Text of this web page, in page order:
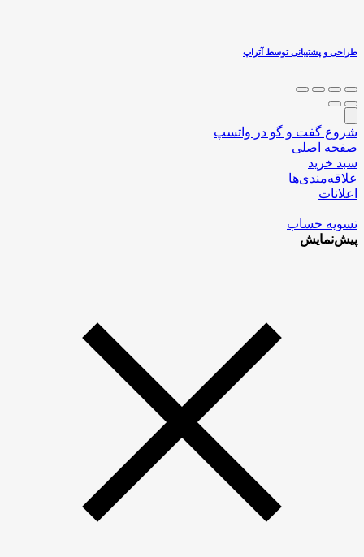
طراحی و پشتیبانی توسط آتراپ
شروع گفت و گو در واتسپ
صفحه اصلی
سبد خرید
علاقه‌مندی‌ها
اعلانات
تسویه حساب
پیش‌نمایش